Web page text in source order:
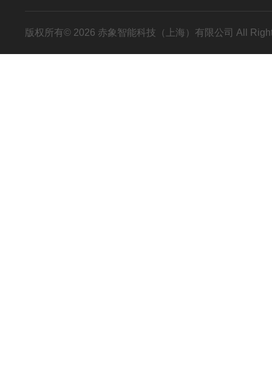
版权所有© 2026 赤象智能科技（上海）有限公司 All